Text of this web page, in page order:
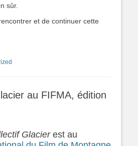
sûr.
et de continuer cette
au FIFMA, édition
Glacierest au